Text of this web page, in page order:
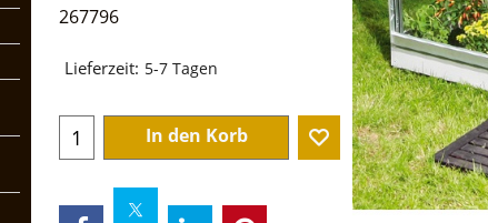
267796
€239.50
Lieferzeit: 5-7 Tagen
In den Korb